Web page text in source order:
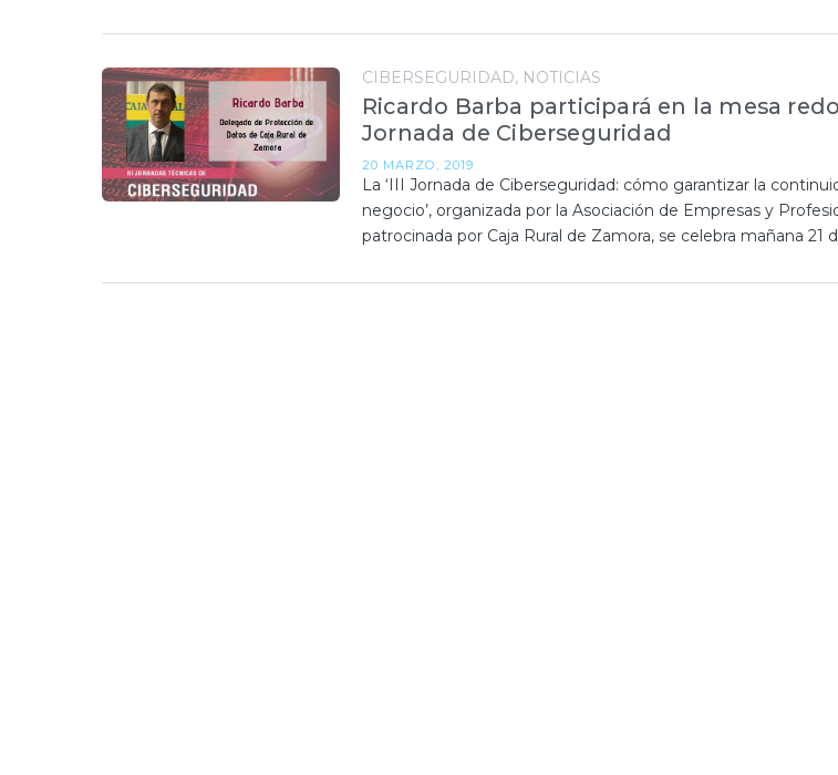
CIBERSEGURIDAD NOTICIAS
Ricardo Barba participará en la mesa
Jornada de Ciberseguridad
20 MARZO, 2019
La ‘III Jornada de Ciberseguridad: cómo garantizar la
negocio’, organizada por la Asociación de Empresas y
patrocinada por Caja Rural de Zamora, se celebra mañana 21